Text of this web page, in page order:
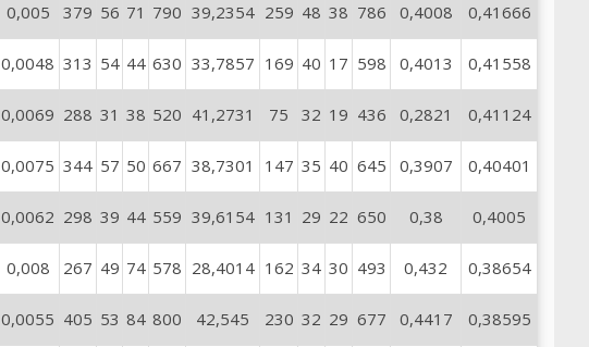
0,005 379 56 71 790 39,2354 259 48 38 786 0,4008 0,41666
0,0048 313 54 44 630 33,7857 169 40 17 598 0,4013 0,41558
0,0069 288 31 38 520 41,2731 75 32 19 436 0,2821 0,41124
0,0075 344 57 50 667 38,7301 147 35 40 645 0,3907 0,40401
0,0062 298 39 44 559 39,6154 131 29 22 650 0,38 0,4005
0,008 267 49 74 578 28,4014 162 34 30 493 0,432 0,38654
0,0055 405 53 84 800 42,545 230 32 29 677 0,4417 0,38595